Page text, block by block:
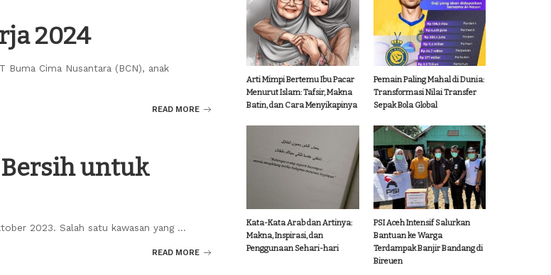
2024
Cima Nusantara (BCN), anak
READ MORE
untuk
2023. Salah satu kawasan yang ...
READ MORE
Arti Mimpi Bertemu Ibu Pacar
Menurut Islam: Tafsir, Makna
Batin, dan Cara Menyikapinya
Pemain Paling Mahal di Dunia:
Transformasi Nilai Transfer
Sepak Bola Global
Kata-Kata Arab dan Artinya:
Makna, Inspirasi, dan
Penggunaan Sehari-hari
PSI Aceh Intensif Salurkan
Bantuan ke Warga
Terdampak Banjir Bandang di
Bireuen